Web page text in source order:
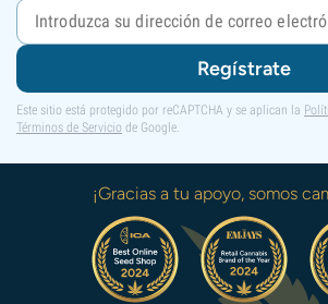
Regístrate
Este sitio está protegido por reCAPTCHA y se aplican la
Términos de Servicio de Google.
¡Gracias a tu apoyo, somos